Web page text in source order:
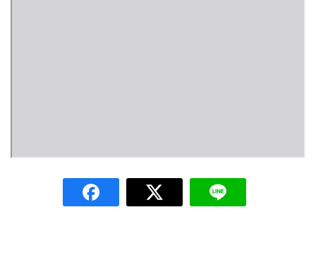
Shanti – Retreat